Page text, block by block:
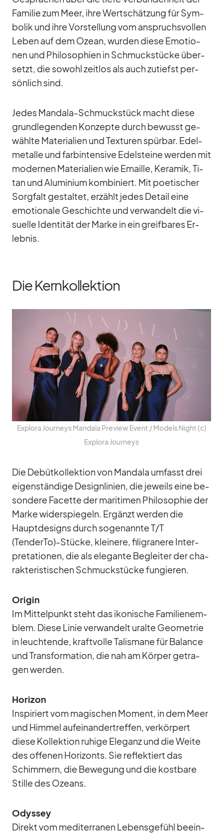
Fa­mi­lie zum Meer, ihre Wert­schät­zung für Sym­
bo­lik und ihre Vor­stel­lung vom an­spruchs­vol­len
Le­ben auf dem Ozean, wur­den diese Emo­tio­
nen und Phi­lo­so­phien in Schmuck­stü­cke über­
setzt, die so­wohl zeit­los als auch zu­tiefst per­
sön­lich sind.
Je­des Man­dala-Schmuck­stück macht diese
grund­le­gen­den Kon­zepte durch be­wusst ge­
wählte Ma­te­ria­lien und Tex­tu­ren spür­bar. Edel­
me­talle und farb­in­ten­sive Edel­steine wer­den mit
mo­der­nen Ma­te­ria­lien wie Emaille, Ke­ra­mik, Ti­
tan und Alu­mi­nium kom­bi­niert. Mit poe­ti­scher
Sorg­falt ge­stal­tet, er­zählt je­des De­tail eine
emo­tio­nale Ge­schichte und ver­wan­delt die vi­
su­elle Iden­ti­tät der Marke in ein greif­ba­res Er­
leb­nis.
Die Kernkollektion
Ex­plora Jour­neys Man­dala Pre­view Event /​ Mo­dels Night (c)
Ex­plora Jour­neys
Die De­büt­kol­lek­tion von Man­dala um­fasst drei
ei­gen­stän­dige De­sign­li­nien, die je­weils eine be­
son­dere Fa­cette der ma­ri­ti­men Phi­lo­so­phie der
Marke wi­der­spie­geln. Er­gänzt wer­den die
Haupt­de­signs durch so­ge­nannte T/​T
(TenderTo)-Stücke, klei­nere, fi­li­gra­nere In­ter­
pre­ta­tio­nen, die als ele­gante Be­glei­ter der cha­
rak­te­ris­ti­schen Schmuck­stü­cke fun­gie­ren.
Ori­gin
Im Mit­tel­punkt steht das iko­ni­sche Fa­mi­li­en­em­
blem. Diese Li­nie ver­wan­delt ur­alte Geo­me­trie
in leuch­tende, kraft­volle Ta­lis­mane für Ba­lance
und Trans­for­ma­tion, die nah am Kör­per ge­tra­
gen wer­den.
Ho­ri­zon
In­spi­riert vom ma­gi­schen Mo­ment, in dem Meer
und Him­mel auf­ein­an­der­tref­fen, ver­kör­pert
diese Kol­lek­tion ru­hige Ele­ganz und die Weite
des of­fe­nen Ho­ri­zonts. Sie re­flek­tiert das
Schim­mern, die Be­we­gung und die kost­bare
Stille des Oze­ans.
Odys­sey
Di­rekt vom me­di­ter­ra­nen Le­bens­ge­fühl be­ein­